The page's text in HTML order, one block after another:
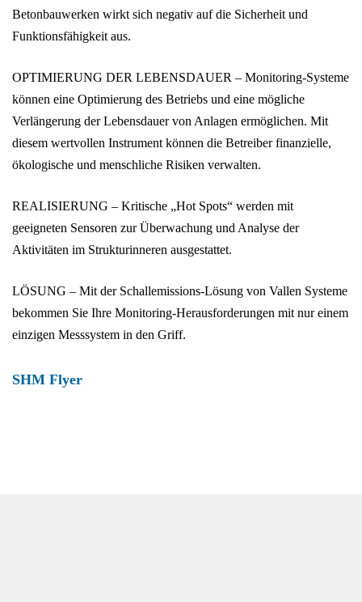
Betonbauwerken wirkt sich negativ auf die Sicherheit und
Funktionsfähigkeit aus.
OPTIMIERUNG DER LEBENSDAUER – Monitoring-Systeme
können eine Optimierung des Betriebs und eine mögliche
Verlängerung der Lebensdauer von Anlagen ermöglichen. Mit
diesem wertvollen Instrument können die Betreiber finanzielle,
ökologische und menschliche Risiken verwalten.
REALISIERUNG – Kritische „Hot Spots“ werden mit
geeigneten Sensoren zur Überwachung und Analyse der
Aktivitäten im Strukturinneren ausgestattet.
LÖSUNG – Mit der Schallemissions-Lösung von Vallen Systeme
bekommen Sie Ihre Monitoring-Herausforderungen mit nur einem
einzigen Messsystem in den Griff.
SHM Flyer